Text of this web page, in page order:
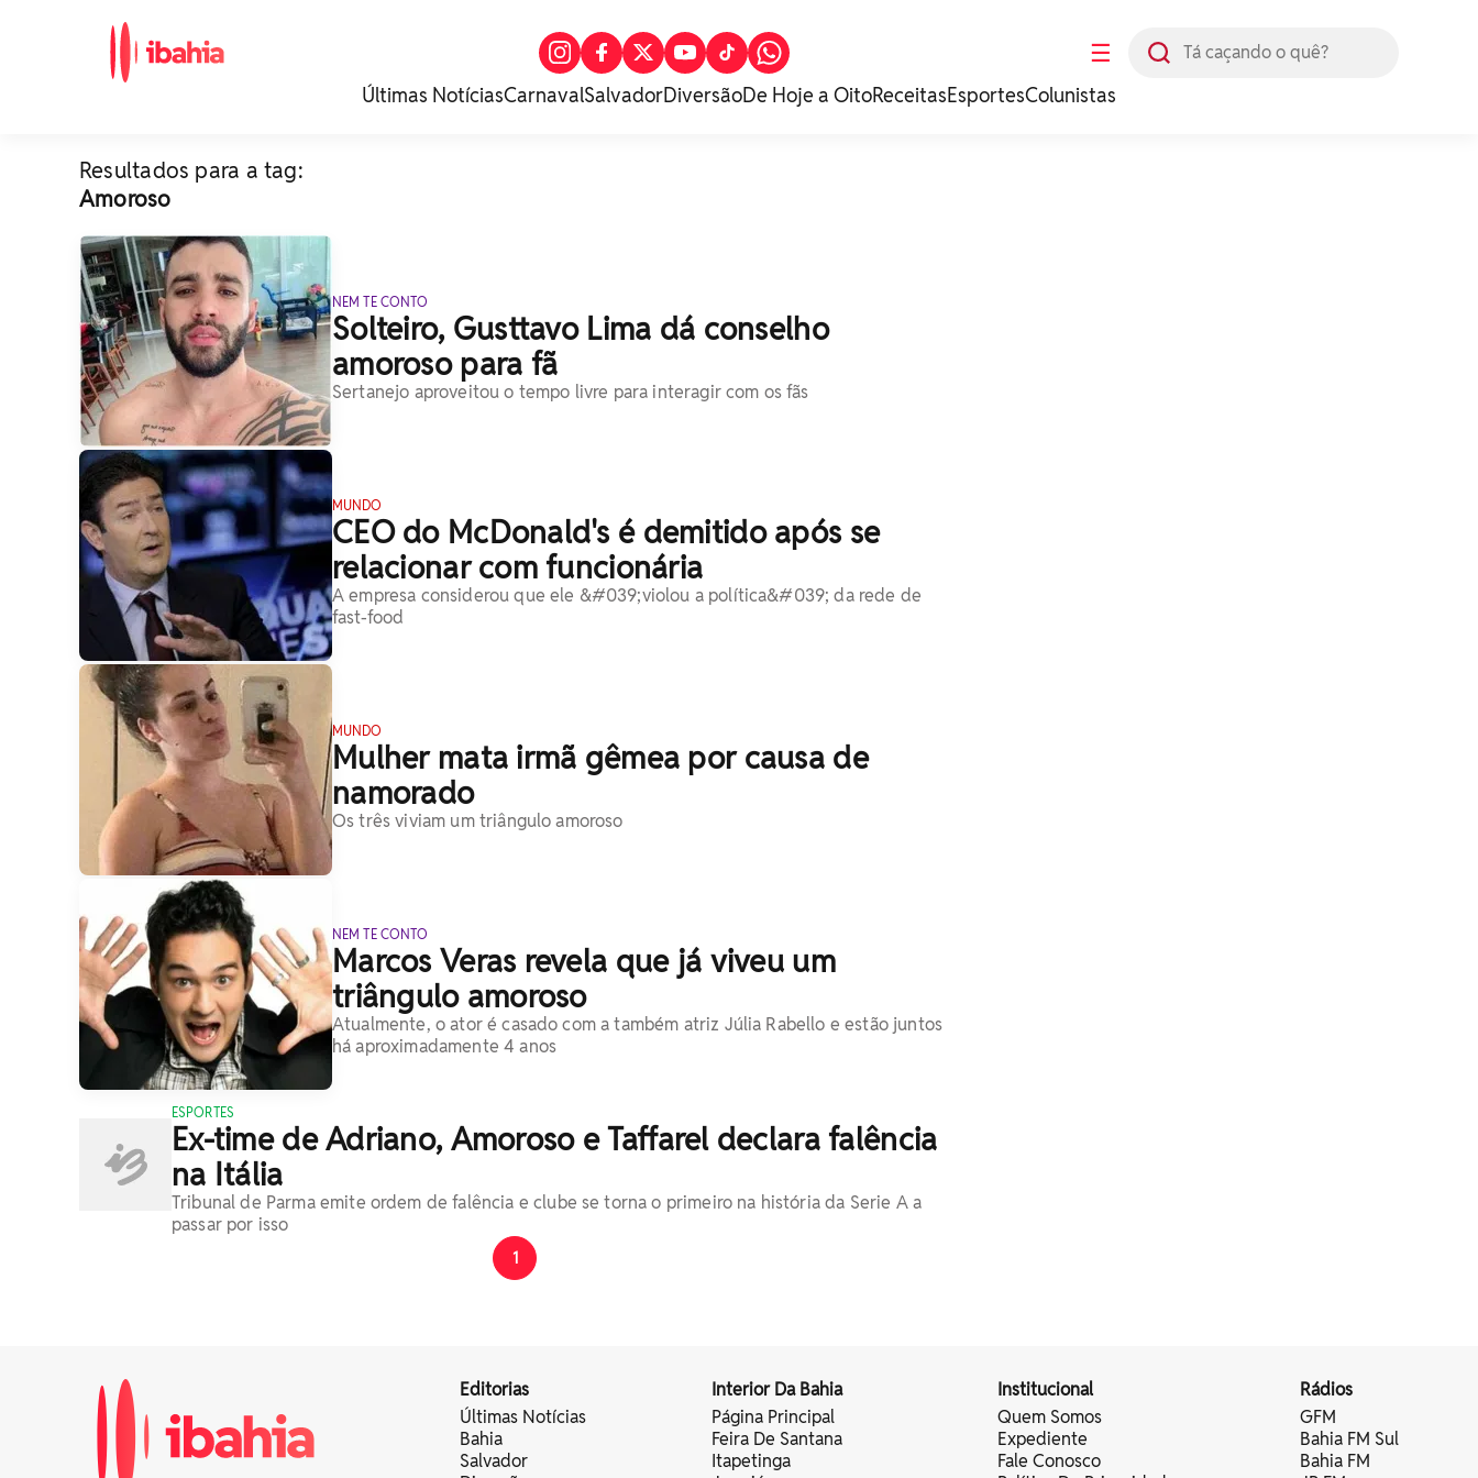
☰
Últimas NotíciasCarnavalSalvadorDiversãoDe Hoje a OitoReceitasEsportesColunistas
Resultados para a tag:
Amoroso
NEM TE CONTO
Solteiro, Gusttavo Lima dá conselho
amoroso para fã
Sertanejo aproveitou o tempo livre para interagir com os fãs
MUNDO
CEO do McDonald's é demitido após se
relacionar com funcionária
A empresa considerou que ele &#039;violou a política&#039; da rede de
fast-food
MUNDO
Mulher mata irmã gêmea por causa de
namorado
Os três viviam um triângulo amoroso
NEM TE CONTO
Marcos Veras revela que já viveu um
triângulo amoroso
Atualmente, o ator é casado com a também atriz Júlia Rabello e estão juntos
há aproximadamente 4 anos
ESPORTES
Ex-time de Adriano, Amoroso e Taffarel declara falência
na Itália
Tribunal de Parma emite ordem de falência e clube se torna o primeiro na história da Serie A a
passar por isso
1
Editorias
Últimas Notícias
Bahia
Salvador
Interior Da Bahia
Página Principal
Feira De Santana
Itapetinga
Institucional
Quem Somos
Expediente
Fale Conosco
Rádios
GFM
Bahia FM Sul
Bahia FM